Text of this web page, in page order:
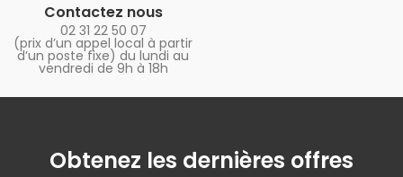
Contactez nous
02 31 22 50 07
(prix d’un appel local à partir
d’un poste fixe) du lundi au
vendredi de 9h à 18h
Obtenez les dernières offres